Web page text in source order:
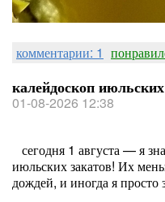
комментарии: 1
калейдоскоп
01-08-2026 12:38
сегодня 1 августа — я
июльских закатов! Их
дождей, и иногда я просто